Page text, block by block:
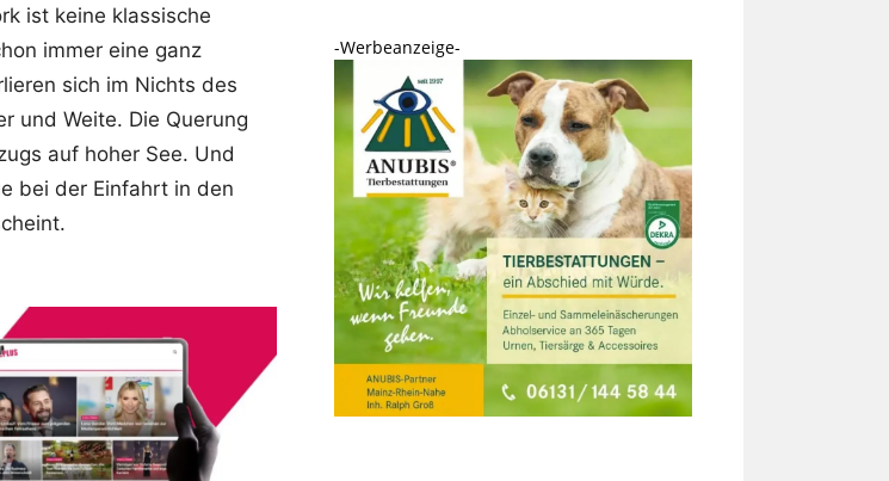
ist keine klassische
immer eine ganz
sich im Nichts des
und Weite. Die Querung
auf hoher See. Und
bei der Einfahrt in den
-Werbeanzeige-